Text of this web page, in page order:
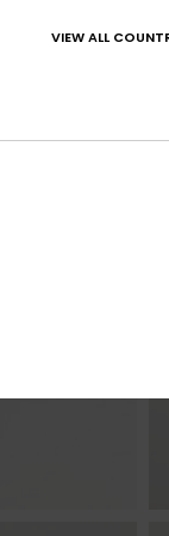
VIEW ALL